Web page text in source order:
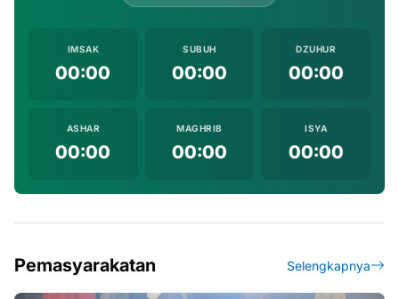
IMSAK
00:00
SUBUH
00:00
DZUHUR
00:00
ASHAR
00:00
MAGHRIB
00:00
ISYA
00:00
Pemasyarakatan Selengkapnya